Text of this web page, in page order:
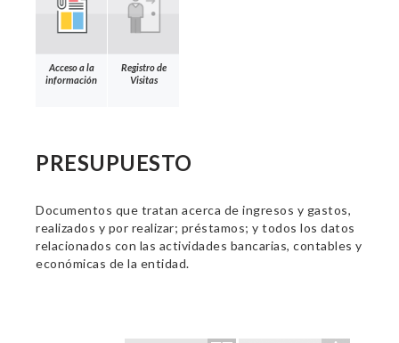
Acceso a la
información
Registro de
Visitas
PRESUPUESTO
Documentos que tratan acerca de ingresos y gastos,
realizados y por realizar; préstamos; y todos los datos
relacionados con las actividades bancarias, contables y
económicas de la entidad.